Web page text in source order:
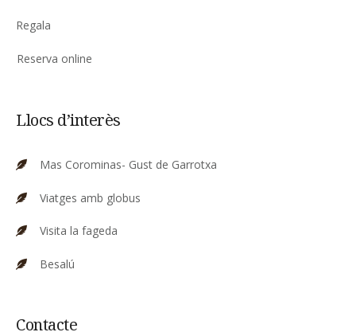
Regala
Reserva online
Llocs d’interès
Mas Corominas- Gust de Garrotxa
Viatges amb globus
Visita la fageda
Besalú
Contacte